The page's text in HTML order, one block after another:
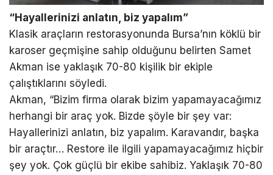
“Hayallerinizi anlatın, biz yapalım”
Klasik araçların restorasyonunda Bursa’nın köklü bir
karoser geçmişine sahip olduğunu belirten Samet
Akman ise yaklaşık 70-80 kişilik bir ekiple
çalıştıklarını söyledi.
Akman, “Bizim firma olarak bizim yapamayacağımız
herhangi bir araç yok. Bizde şöyle bir şey var:
Hayallerinizi anlatın, biz yapalım. Karavandır, başka
bir araçtır… Restore ile ilgili yapamayacağımız hiçbir
şey yok. Çok güçlü bir ekibe sahibiz. Yaklaşık 70-80